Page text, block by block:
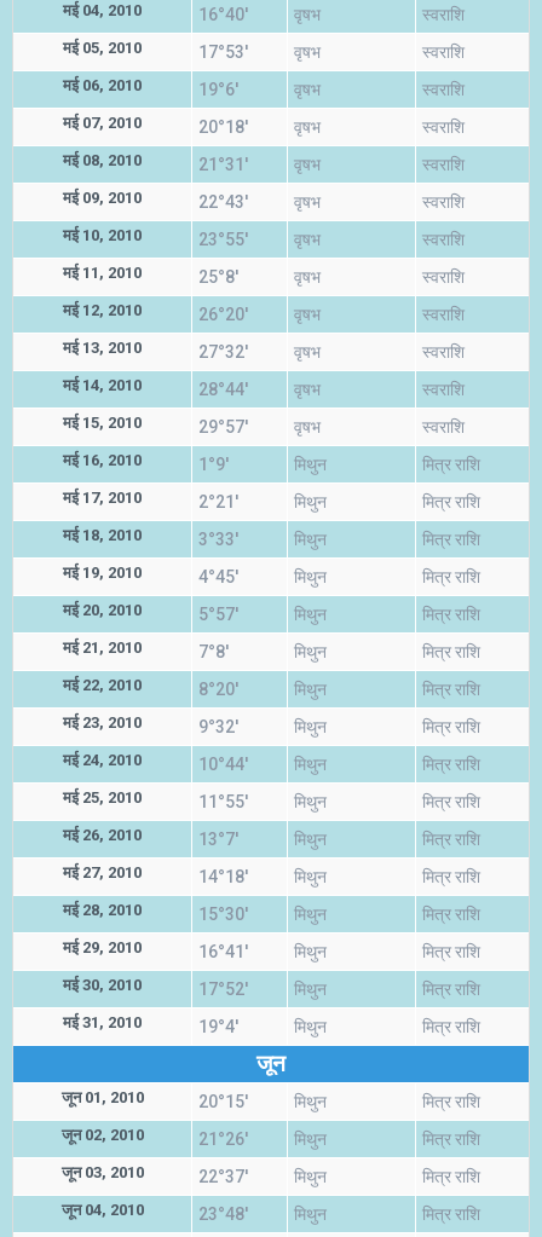
मई 04, 2010 16°40' वृषभ स्वराशि
मई 05, 2010 17°53' वृषभ स्वराशि
मई 06, 2010 19°6' वृषभ स्वराशि
मई 07, 2010 20°18' वृषभ स्वराशि
मई 08, 2010 21°31' वृषभ स्वराशि
मई 09, 2010 22°43' वृषभ स्वराशि
मई 10, 2010 23°55' वृषभ स्वराशि
मई 11, 2010 25°8' वृषभ स्वराशि
मई 12, 2010 26°20' वृषभ स्वराशि
मई 13, 2010 27°32' वृषभ स्वराशि
मई 14, 2010 28°44' वृषभ स्वराशि
मई 15, 2010 29°57' वृषभ स्वराशि
मई 16, 2010 1°9' मिथुन मित्र राशि
मई 17, 2010 2°21' मिथुन मित्र राशि
मई 18, 2010 3°33' मिथुन मित्र राशि
मई 19, 2010 4°45' मिथुन मित्र राशि
मई 20, 2010 5°57' मिथुन मित्र राशि
मई 21, 2010 7°8' मिथुन मित्र राशि
मई 22, 2010 8°20' मिथुन मित्र राशि
मई 23, 2010 9°32' मिथुन मित्र राशि
मई 24, 2010 10°44' मिथुन मित्र राशि
मई 25, 2010 11°55' मिथुन मित्र राशि
मई 26, 2010 13°7' मिथुन मित्र राशि
मई 27, 2010 14°18' मिथुन मित्र राशि
मई 28, 2010 15°30' मिथुन मित्र राशि
मई 29, 2010 16°41' मिथुन मित्र राशि
मई 30, 2010 17°52' मिथुन मित्र राशि
मई 31, 2010 19°4' मिथुन मित्र राशि
जून
जून 01, 2010 20°15' मिथुन मित्र राशि
जून 02, 2010 21°26' मिथुन मित्र राशि
जून 03, 2010 22°37' मिथुन मित्र राशि
जून 04, 2010 23°48' मिथुन मित्र राशि